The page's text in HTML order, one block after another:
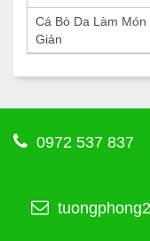
Cá Bò Da Làm
Giản
0972 537 837